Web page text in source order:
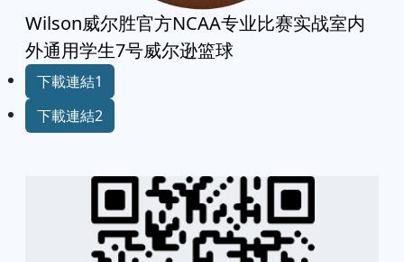
Wilson威尔胜官方NCAA专业比赛实战室内
外通用学生7号威尔逊篮球
下載連結1
下載連結2